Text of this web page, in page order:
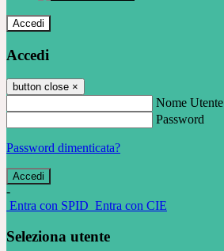
Accedi
Accedi
button close ×
Nome Utente
Password
Password dimenticata?
-
Entra con SPID Entra con CIE
Seleziona utente